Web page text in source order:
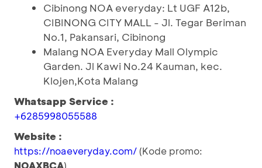
Cibinong NOA everyday: Lt UGF A12b,
CIBINONG CITY MALL - Jl. Tegar Beriman
No.1, Pakansari, Cibinong
Malang NOA Everyday Mall Olympic
Garden. Jl Kawi No.24 Kauman, kec.
Klojen,Kota Malang
Whatsapp Service :
+6285998055588
Website :
https://noaeveryday.com/(Kode promo:
NOAXBCA)